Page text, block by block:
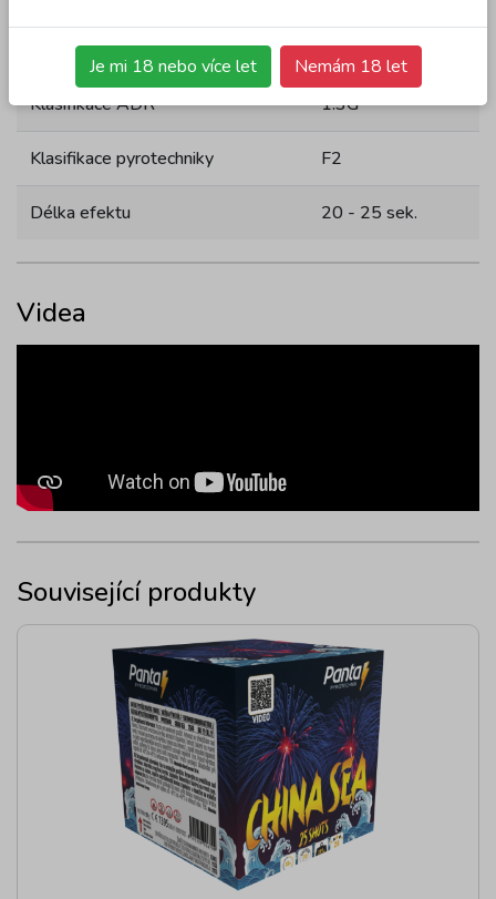
NEC (g) 132 g
Klasifikace ADR 1.3G
Klasifikace pyrotechniky F2
Délka efektu 20 - 25 sek.
Videa
Související produkty
Je mi 18 nebo více let Nemám 18 let